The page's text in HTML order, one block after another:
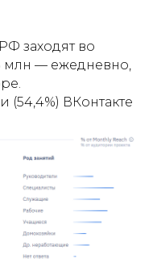
заходят во
млн — ежедневно,
ВКонтакте